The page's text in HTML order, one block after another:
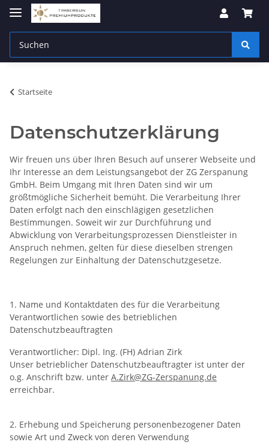
Startseite
Datenschutzerklärung
Wir freuen uns über Ihren Besuch auf unserer Webseite und
Ihr Interesse an dem Leistungsangebot der ZG Zerspanung
GmbH. Beim Umgang mit Ihren Daten sind wir um
größtmögliche Sicherheit bemüht. Die Verarbeitung Ihrer
Daten erfolgt nach den einschlägigen gesetzlichen
Bestimmungen. Soweit wir zur Durchführung und
Abwicklung von Verarbeitungsprozessen Dienstleister in
Anspruch nehmen, gelten für diese dieselben strengen
Regelungen zur Einhaltung der Datenschutzgesetze.
1. Name und Kontaktdaten des für die Verarbeitung
Verantwortlichen sowie des betrieblichen
Datenschutzbeauftragten
Verantwortlicher: Dipl. Ing. (FH) Adrian Zirk
Unser betrieblicher Datenschutzbeauftragter ist unter der
o.g. Anschrift bzw. unter A.Zirk@ZG-Zerspanung.de
erreichbar.
2. Erhebung und Speicherung personenbezogener Daten
sowie Art und Zweck von deren Verwendung